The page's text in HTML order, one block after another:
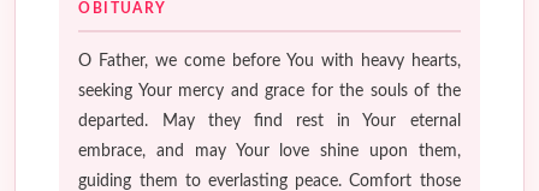
OBITUARY
O Father, we come before You with heavy hearts,
seeking Your mercy and grace for the souls of the
departed. May they find rest in Your eternal
embrace, and may Your love shine upon them,
guiding them to everlasting peace. Comfort those